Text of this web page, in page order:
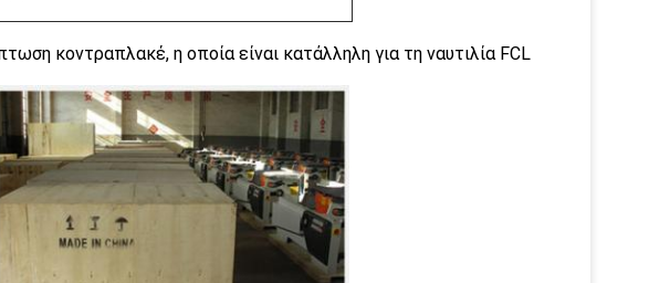
κοντραπλακέ, η οποία είναι κατάλληλη για τη ναυτιλία FCL